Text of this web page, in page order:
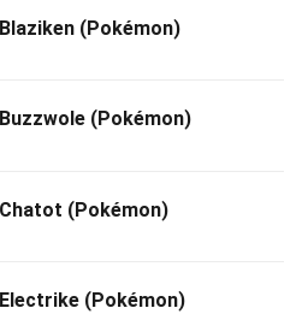
(Pokémon)
(Pokémon)
(Pokémon)
(Pokémon)